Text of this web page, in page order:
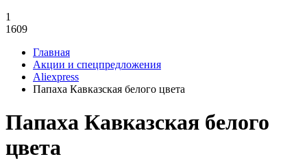
1
1609
Главная
Акции и спецпредложения
Aliexpress
Папаха Кавказская белого цвета
Папаха Кавказская белого
цвета